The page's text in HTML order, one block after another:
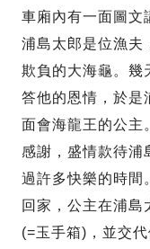
車廂內有一面圖文
浦島太郎是位漁夫
欺負的大海龜。幾
答他的恩情，於是
面會海龍王的公主
感謝，盛情款待浦
過許多快樂的時間
回家，公主在浦島
(=玉手箱)，並交